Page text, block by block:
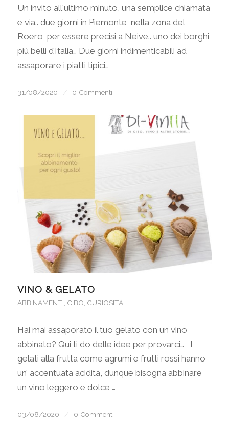
Un invito all'ultimo minuto, una semplice chiamata
e via.. due giorni in Piemonte, nella zona del
Roero, per essere precisi a Neive.. uno dei borghi
più belli d’Italia… Due giorni indimenticabili ad
assaporare i piatti tipici…
31/08/2020 / 0 Commenti
VINO & GELATO
ABBINAMENTI CIBO CURIOSITÀ
Hai mai assaporato il tuo gelato con un vino
abbinato? Qui ti do delle idee per provarci… I
gelati alla frutta come agrumi e frutti rossi hanno
un’ accentuata acidità, dunque bisogna abbinare
un vino leggero e dolce,…
03/08/2020 / 0 Commenti